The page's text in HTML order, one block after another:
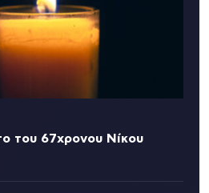
του 67χρονου Νίκου